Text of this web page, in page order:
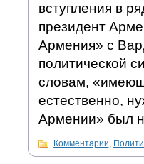
вступления в
президент
Армения» с
политической
словам,
естественно,
Армении» был
Комментарии,